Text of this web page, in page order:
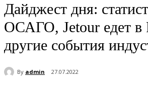
Дайджест дня:
ОСАГО, Jetour едет в
другие события
By admin 27.07.2022